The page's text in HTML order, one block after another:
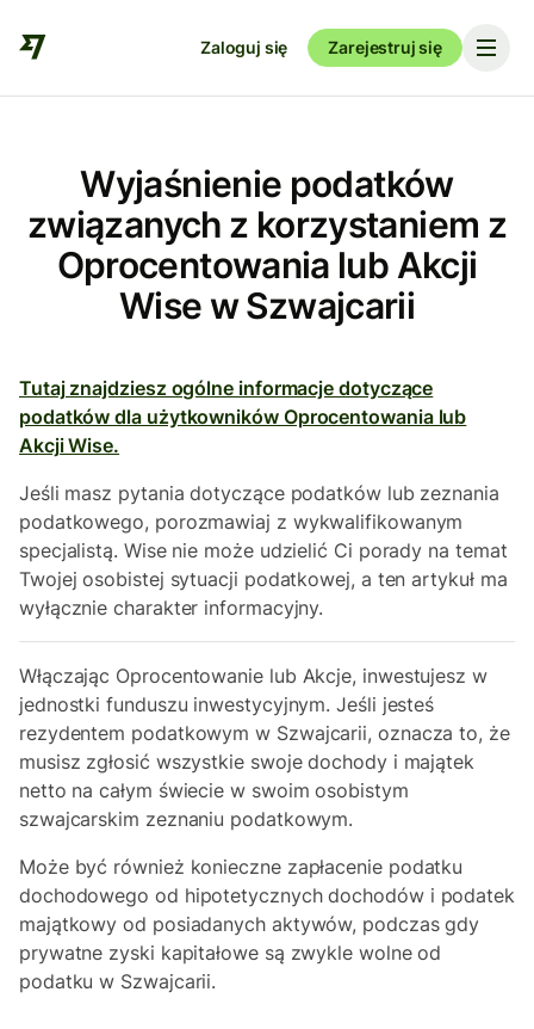
Zaloguj się Zarejestruj się
Wyjaśnienie podatków
związanych z korzystaniem z
Oprocentowania lub Akcji
Wise w Szwajcarii
Tutaj znajdziesz ogólne informacje dotyczące
podatków dla użytkowników Oprocentowania lub
Akcji Wise.
Jeśli masz pytania dotyczące podatków lub zeznania
podatkowego, porozmawiaj z wykwalifikowanym
specjalistą. Wise nie może udzielić Ci porady na temat
Twojej osobistej sytuacji podatkowej, a ten artykuł ma
wyłącznie charakter informacyjny.
Włączając Oprocentowanie lub Akcje, inwestujesz w
jednostki funduszu inwestycyjnym. Jeśli jesteś
rezydentem podatkowym w Szwajcarii, oznacza to, że
musisz zgłosić wszystkie swoje dochody i majątek
netto na całym świecie w swoim osobistym
szwajcarskim zeznaniu podatkowym.
Może być również konieczne zapłacenie podatku
dochodowego od hipotetycznych dochodów i podatek
majątkowy od posiadanych aktywów, podczas gdy
prywatne zyski kapitałowe są zwykle wolne od
podatku w Szwajcarii.